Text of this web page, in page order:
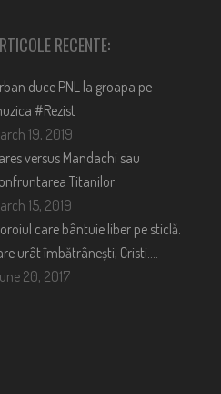
RECENTE:
duce PNL la groapa pe
#Rezist
19, 2019
versus Mandachi sau
Titanilor
15, 2019
care bântuie liber pe sticlă.
urât îmbătrânești, Cristi….
20, 2017